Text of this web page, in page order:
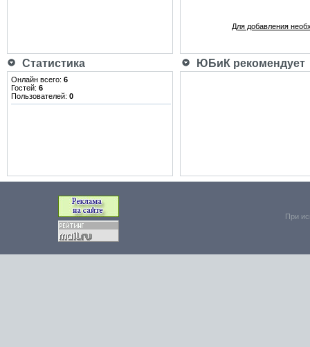
Для добавления
Статистика ЮБиК рекомендует
Онлайн всего: 6
Гостей: 6
Пользователей: 0
При